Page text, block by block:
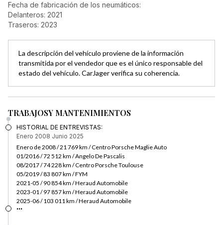
Fecha de fabricación de los neumáticos:
Delanteros: 2021
Traseros: 2023
La descripción del vehículo proviene de la información
transmitida por el vendedor que es el único responsable del
estado del vehículo. CarJager verifica su coherencia.
TRABAJOSY MANTENIMIENTOS
HISTORIAL DE ENTREVISTAS:
Enero 2008 Junio 2025
Enero de 2008 / 21 769 km / Centro Porsche Maglie Auto
01/2016 / 72 512 km / Angelo De Pascalis
08/2017 / 74 228 km / Centro Porsche Toulouse
05/2019 / 83 807 km / FYM
2021-05 / 90 854 km / Heraud Automobile
2023-01 / 97 857 km / Heraud Automobile
2025-06 / 103 011 km / Heraud Automobile
...